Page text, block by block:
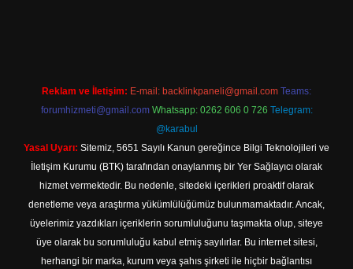
Reklam ve İletişim: E-mail: backlinkpaneli@gmail.com Teams:
forumhizmeti@gmail.com Whatsapp: 0262 606 0 726 Telegram:
@karabul
Yasal Uyarı: Sitemiz, 5651 Sayılı Kanun gereğince Bilgi Teknolojileri ve
İletişim Kurumu (BTK) tarafından onaylanmış bir Yer Sağlayıcı olarak
hizmet vermektedir. Bu nedenle, sitedeki içerikleri proaktif olarak
denetleme veya araştırma yükümlülüğümüz bulunmamaktadır. Ancak,
üyelerimiz yazdıkları içeriklerin sorumluluğunu taşımakta olup, siteye
üye olarak bu sorumluluğu kabul etmiş sayılırlar. Bu internet sitesi,
herhangi bir marka, kurum veya şahıs şirketi ile hiçbir bağlantısı